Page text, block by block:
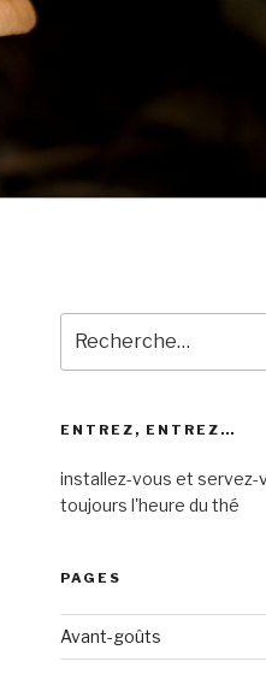
pour
:
ENTREZ, ENTREZ…
installez-vous et servez-
toujours l'heure du thé
PAGES
Avant-goûts